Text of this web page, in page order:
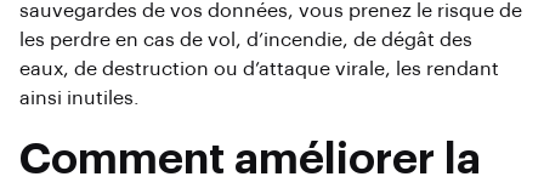
sauvegardes de vos données, vous prenez le risque de
les perdre en cas de vol, d’incendie, de dégât des
eaux, de destruction ou d’attaque virale, les rendant
ainsi inutiles.
Comment améliorer la